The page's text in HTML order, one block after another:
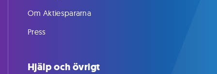
Om Aktiespararna
Press
Hjälp och övrigt